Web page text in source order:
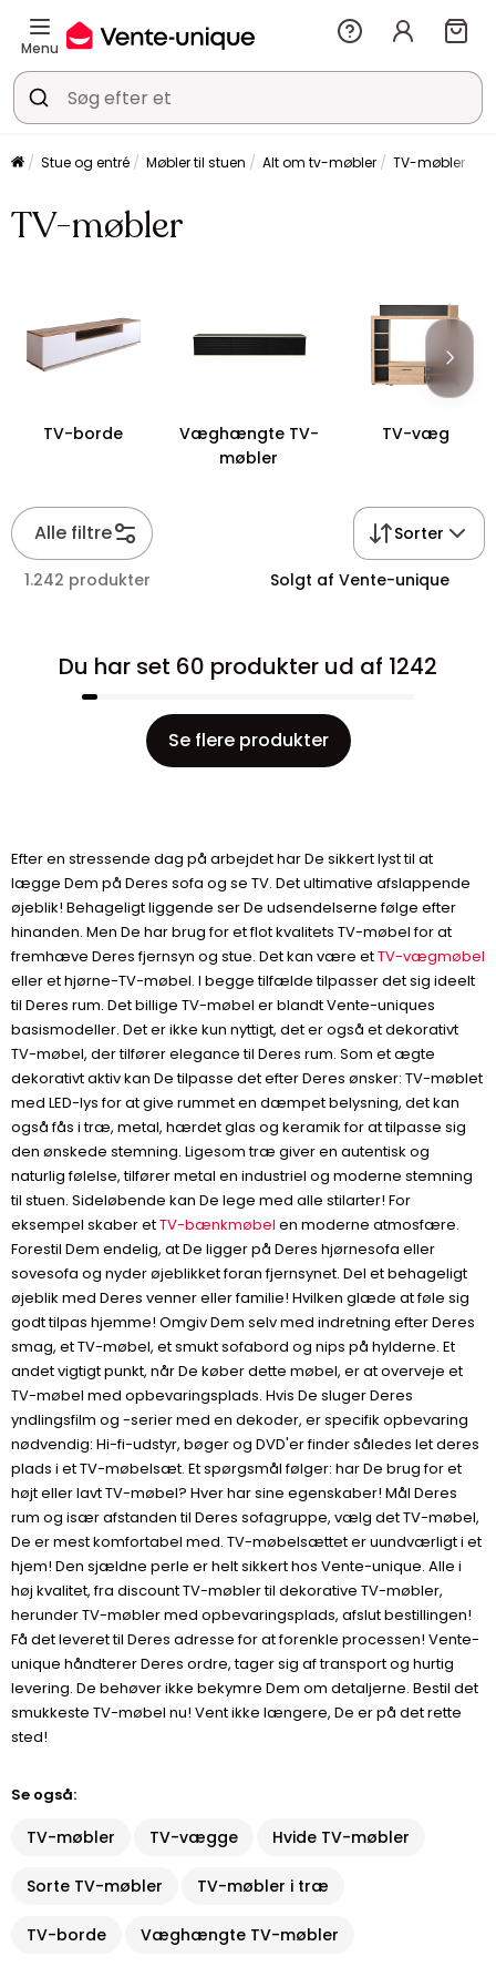
Menu
Stue og entré Møbler til stuen Alt om tv-møbler TV-møbler
TV-møbler
TV-borde
Væghængte TV-
møbler
TV-væg
Alle filtre Sorter
1.242 produkter Solgt af Vente-unique
Du har set 60 produkter ud af 1242
Se flere produkter
Efter en stressende dag på arbejdet har De sikkert lyst til at
lægge Dem på Deres sofa og se TV. Det ultimative afslappende
øjeblik! Behageligt liggende ser De udsendelserne følge efter
hinanden. Men De har brug for et flot kvalitets TV-møbel for at
fremhæve Deres fjernsyn og stue. Det kan være etTV-vægmøbel
eller et hjørne-TV-møbel. I begge tilfælde tilpasser det sig ideelt
til Deres rum. Det billige TV-møbel er blandt Vente-uniques
basismodeller. Det er ikke kun nyttigt, det er også et dekorativt
TV-møbel, der tilfører elegance til Deres rum. Som et ægte
dekorativt aktiv kan De tilpasse det efter Deres ønsker: TV-møblet
med LED-lys for at give rummet en dæmpet belysning, det kan
også fås i træ, metal, hærdet glas og keramik for at tilpasse sig
den ønskede stemning. Ligesom træ giver en autentisk og
naturlig følelse, tilfører metal en industriel og moderne stemning
til stuen. Sideløbende kan De lege med alle stilarter! For
eksempel skaber etTV-bænkmøbel en moderne atmosfære.
Forestil Dem endelig, at De ligger på Deres hjørnesofa eller
sovesofa og nyder øjeblikket foran fjernsynet. Del et behageligt
øjeblik med Deres venner eller familie! Hvilken glæde at føle sig
godt tilpas hjemme! Omgiv Dem selv med indretning efter Deres
smag, et TV-møbel, et smukt sofabord og nips på hylderne. Et
andet vigtigt punkt, når De køber dette møbel, er at overveje et
TV-møbel med opbevaringsplads. Hvis De sluger Deres
yndlingsfilm og -serier med en dekoder, er specifik opbevaring
nødvendig: Hi-fi-udstyr, bøger og DVD'er finder således let deres
plads i et TV-møbelsæt. Et spørgsmål følger: har De brug for et
højt eller lavt TV-møbel? Hver har sine egenskaber! Mål Deres
rum og især afstanden til Deres sofagruppe, vælg det TV-møbel,
De er mest komfortabel med. TV-møbelsættet er uundværligt i et
hjem! Den sjældne perle er helt sikkert hos Vente-unique. Alle i
høj kvalitet, fra discount TV-møbler til dekorative TV-møbler,
herunder TV-møbler med opbevaringsplads, afslut bestillingen!
Få det leveret til Deres adresse for at forenkle processen! Vente-
unique håndterer Deres ordre, tager sig af transport og hurtig
levering. De behøver ikke bekymre Dem om detaljerne. Bestil det
smukkeste TV-møbel nu! Vent ikke længere, De er på det rette
sted!
Se også:
TV-møbler TV-vægge Hvide TV-møbler
Sorte TV-møbler TV-møbler i træ
TV-borde Væghængte TV-møbler